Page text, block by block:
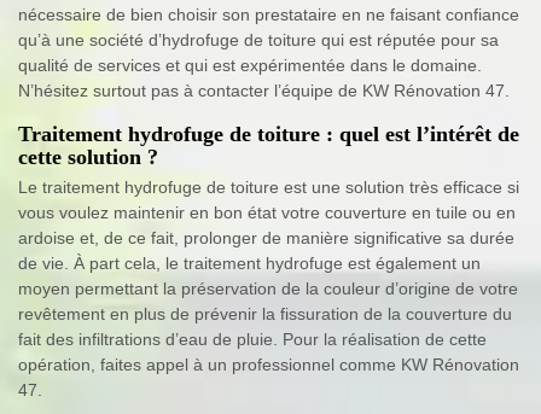
nécessaire de bien choisir son prestataire en ne faisant confiance
qu’à une société d’hydrofuge de toiture qui est réputée pour sa
qualité de services et qui est expérimentée dans le domaine.
N’hésitez surtout pas à contacter l’équipe de KW Rénovation 47.
Traitement hydrofuge de toiture : quel est l’intérêt de
cette solution ?
Le traitement hydrofuge de toiture est une solution très efficace si
vous voulez maintenir en bon état votre couverture en tuile ou en
ardoise et, de ce fait, prolonger de manière significative sa durée
de vie. À part cela, le traitement hydrofuge est également un
moyen permettant la préservation de la couleur d’origine de votre
revêtement en plus de prévenir la fissuration de la couverture du
fait des infiltrations d’eau de pluie. Pour la réalisation de cette
opération, faites appel à un professionnel comme KW Rénovation
47.